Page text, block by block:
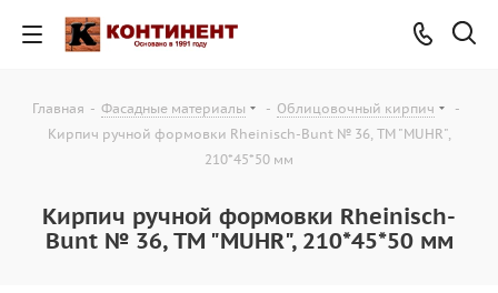
Главная - Фасадные материалы - Облицовочный кирпич
-
Кирпич ручной формовки Rheinisch-Bunt № 36, ТМ "MUHR",
210*45*50 мм
Кирпич ручной формовки Rheinisch-
Bunt № 36, ТМ "MUHR", 210*45*50 мм